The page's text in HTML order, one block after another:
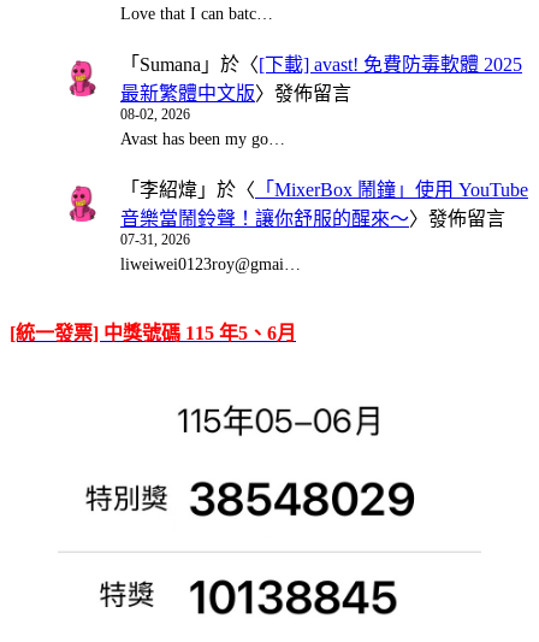
Love that I can batc…
「 Sumana 」於〈[下載] avast! 免費防毒軟體 2025
最新繁體中文版〉發佈留言
08-02, 2026
Avast has been my go…
「 李紹煒 」於〈 「MixerBox 鬧鐘」使用 YouTube
音樂當鬧鈴聲！讓你舒服的醒來～〉發佈留言
07-31, 2026
liweiwei0123roy@gmai…
[統一發票] 中獎號碼 115 年5、6月